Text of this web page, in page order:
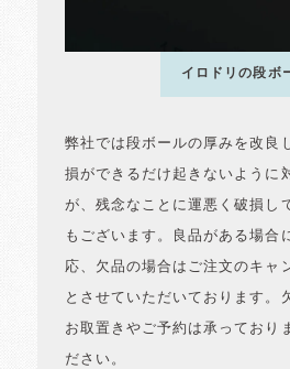
イロドリの段ボ
弊社では段ボールの厚みを改良
損ができるだけ起きないように
が、残念なことに運悪く破損し
もございます。良品がある場合
応、欠品の場合はご注文のキャ
とさせていただいております。
お取置きやご予約は承っており
ださい。